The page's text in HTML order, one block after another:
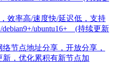
效率高/速度快/延迟低，支持
debian9+/ubuntu16+ (持续更新